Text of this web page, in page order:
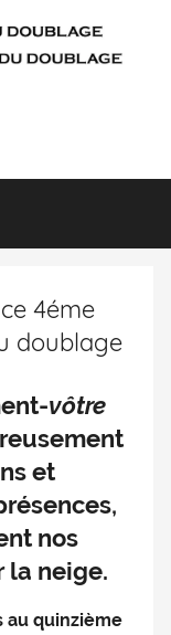
4éme
doublage
vôtre
et
nos
la neige.
au quinzième